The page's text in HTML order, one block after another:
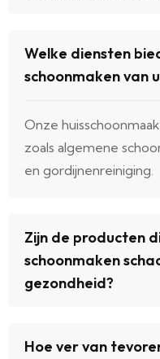
Welke diensten
schoonmaken van
Onze
zoals algemene
en gordijnenreiniging.
Zijn de producten
schoonmaken
gezondheid?
Hoe ver van